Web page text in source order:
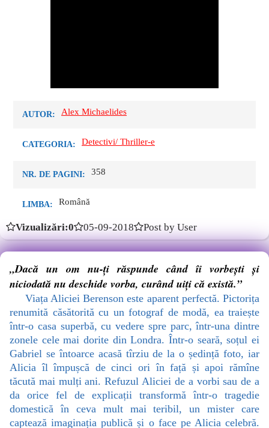
AUTOR: Alex Michaelides
CATEGORIA: Detectivi/ Thriller-e
NR. DE PAGINI: 358
LIMBA: Română
Vizualizări:0 05-09-2018 Post by User
„Dacă un om nu-ți răspunde când îi vorbești și
niciodată nu deschide vorba, curând uiți că există.”
Viața Aliciei Berenson este aparent perfectă. Pictorița
renumită căsătorită cu un fotograf de modă, ea traiește
într-o casa superbă, cu vedere spre parc, într-una dintre
zonele cele mai dorite din Londra. Într-o seară, soțul ei
Gabriel se întoarce acasă tîrziu de la o ședință foto, iar
Alicia îl împușcă de cinci ori în față și apoi rămîne
tăcută mai mulți ani. Refuzul Aliciei de a vorbi sau de a
da orice fel de explicații transformă într-o tragedie
domestică în ceva mult mai teribil, un mister care
captează imaginația publică și o face pe Alicia celebră.